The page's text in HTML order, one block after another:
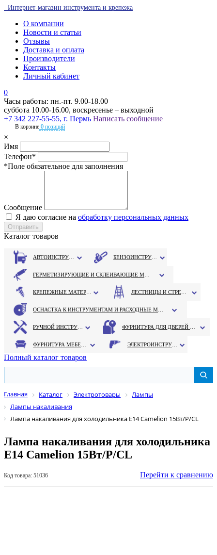
Интернет-магазин инструмента и крепежа
О компании
Новости и статьи
Отзывы
Доставка и оплата
Производители
Контакты
Личный кабинет
0
Часы работы: пн.-пт. 9.00-18.00
суббота 10.00-16.00, воскресенье – выходной
+7 342 227-55-55, г. Пермь Написать сообщение
В корзине 0 позиций
×
Имя
Телефон*
*Поле обязательное для заполнения
Сообщение
Я даю согласие на обработку персональных данных
Каталог товаров
Полный каталог товаров
Главная Каталог Электротовары
Лампы
Лампы накаливания
Лампа накаливания для холодильника Е14 Camelion 15Вт/Р/СL
Лампа накаливания для холодильника
Е14 Camelion 15Вт/Р/СL
Код товара: 51036 Перейти к сравнению